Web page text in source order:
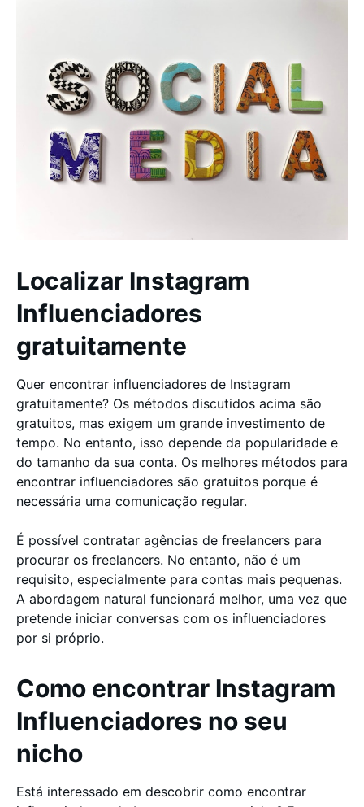
Localizar Instagram
Influenciadores
gratuitamente
Quer encontrar influenciadores de Instagram
gratuitamente? Os métodos discutidos acima são
gratuitos, mas exigem um grande investimento de
tempo. No entanto, isso depende da popularidade e
do tamanho da sua conta. Os melhores métodos para
encontrar influenciadores são gratuitos porque é
necessária uma comunicação regular.
É possível contratar agências de freelancers para
procurar os freelancers. No entanto, não é um
requisito, especialmente para contas mais pequenas.
A abordagem natural funcionará melhor, uma vez que
pretende iniciar conversas com os influenciadores
por si próprio.
Como encontrar Instagram
Influenciadores no seu
nicho
Está interessado em descobrir como encontrar